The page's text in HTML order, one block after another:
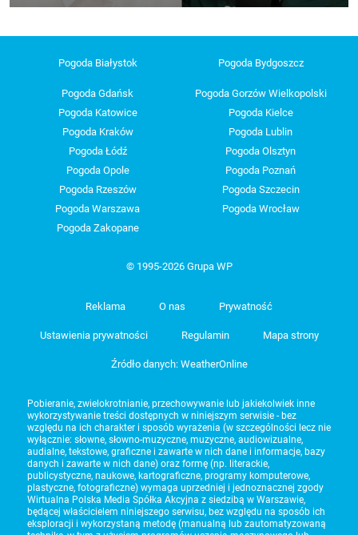
Pogoda Białystok Pogoda Bydgoszcz
Pogoda Gdańsk
Pogoda Gorzów Wielkopolski
Pogoda Katowice
Pogoda Kielce
Pogoda Kraków
Pogoda Lublin
Pogoda Łódź
Pogoda Olsztyn
Pogoda Opole
Pogoda Poznań
Pogoda Rzeszów
Pogoda Szczecin
Pogoda Warszawa
Pogoda Wrocław
Pogoda Zakopane
© 1995-2026 Grupa WP
Reklama O nas Prywatność
Ustawienia prywatności Regulamin Mapa strony
Źródło danych: WeatherOnline
Pobieranie, zwielokrotnianie, przechowywanie lub jakiekolwiek inne
wykorzystywanie treści dostępnych w niniejszym serwisie - bez
względu na ich charakter i sposób wyrażenia (w szczególności lecz nie
wyłącznie: słowne, słowno-muzyczne, muzyczne, audiowizualne,
audialne, tekstowe, graficzne i zawarte w nich dane i informacje, bazy
danych i zawarte w nich dane) oraz formę (np. literackie,
publicystyczne, naukowe, kartograficzne, programy komputerowe,
plastyczne, fotograficzne) wymaga uprzedniej i jednoznacznej zgody
Wirtualna Polska Media Spółka Akcyjna z siedzibą w Warszawie,
będącej właścicielem niniejszego serwisu, bez względu na sposób ich
eksploracji i wykorzystaną metodę (manualną lub zautomatyzowaną